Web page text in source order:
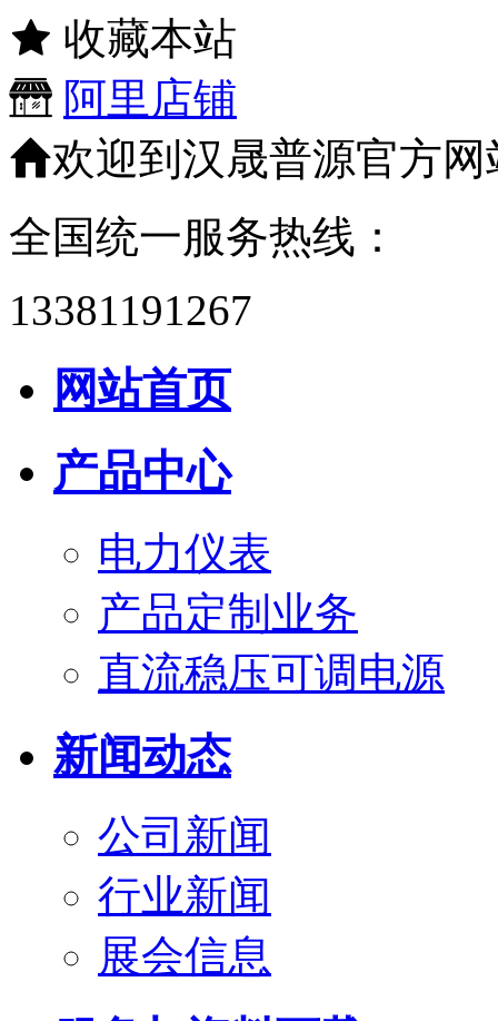
收藏本站
阿里店铺
欢迎到汉晟普源官方网
全国统一服务热线：
13381191267
网站首页
产品中心
电力仪表
产品定制业务
直流稳压可调电源
新闻动态
公司新闻
行业新闻
展会信息